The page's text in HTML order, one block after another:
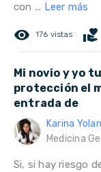
con ... Leer más
remove_red_eye 176 vistas volunteer_activism
Mi novio y yo
protección el
entrada de
Karina
Medicina
Si, si hay riesgo